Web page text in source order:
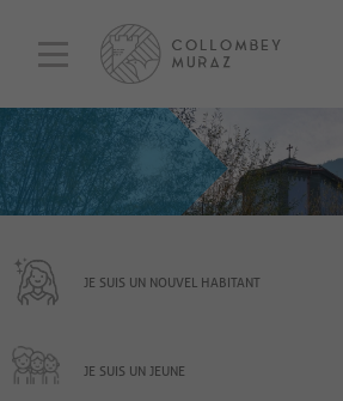
JE SUIS UN NOUVEL HABITANT
JE SUIS UN JEUNE